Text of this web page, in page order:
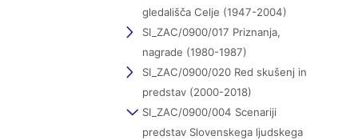
gledališča Celje (1947-2004)
SI_ZAC/0900/017 Priznanja,
nagrade (1980-1987)
SI_ZAC/0900/020 Red skušenj in
predstav (2000-2018)
SI_ZAC/0900/004 Scenariji
predstav Slovenskega ljudskega